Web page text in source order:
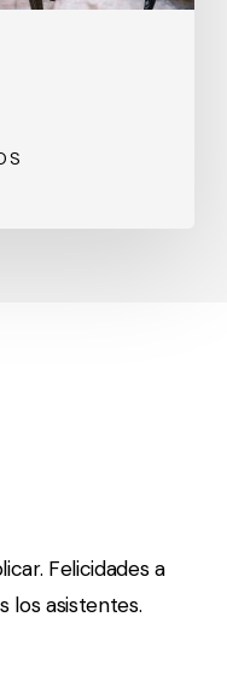
Felicidades a
los asistentes.